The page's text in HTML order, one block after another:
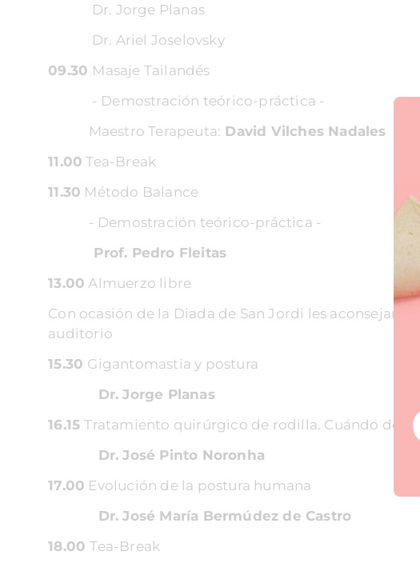
Dr. Jorge Planas
Dr. Ariel Joselovsky
09.30 Masaje Tailandés
- Demostración teórico-práctica -
Maestro Terapeuta: David Vilches Nadales
11.00 Tea-Break
11.30 Método Balance
- Demostración teórico-práctica -
Prof. Pedro Fleitas
13.00 Almuerzo libre
Con ocasión de la Diada de San Jordi les
auditorio
15.30 Gigantomastia y postura
Dr. Jorge Planas
16.15Tratamiento quirúrgico de rodilla. Cuándo
Dr. José Pinto Noronha
17.00 Evolución de la postura humana
Dr. José María Bermúdez de Castro
18.00Tea-Break